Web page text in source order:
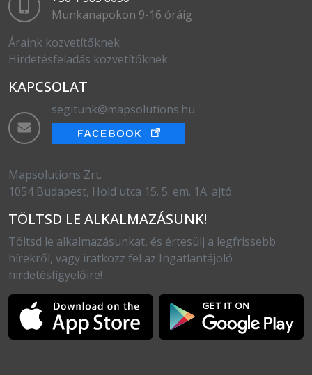
Munkanapokon 9-16 óráig
Áraink közvetítőknek
Hirdetésfeladás közvetítőknek
KAPCSOLAT
segitunk@mapsolutions.hu
Mapsolutions Zrt.
1054 Budapest, Hold utca 15. 5. em. 1A. ajtó
TÖLTSD LE ALKALMAZÁSUNK!
Töltsd le alkalmazásunkat, és értesülj a legfrissebb
hírekről, vagy iratkozz fel az Ingatlantájoló
hirdetésfigyelőire!